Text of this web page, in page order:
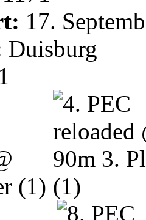
17.
Duisburg